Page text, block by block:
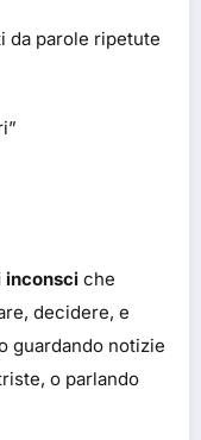
da parole ripetute
inconsci che
decidere, e
guardando notizie
o parlando